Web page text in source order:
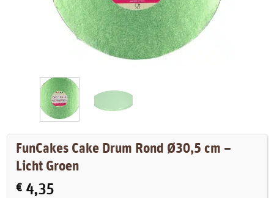
FunCakes Cake Drum Rond Ø30,5 cm –
Licht Groen
€ 4,35